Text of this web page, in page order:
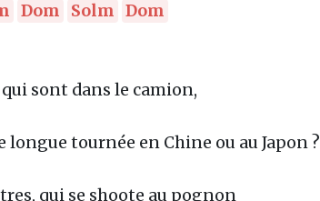
Dom Solm Dom
sont dans le camion,
tournée en Chine ou au Japon ?
qui se shoote au pognon